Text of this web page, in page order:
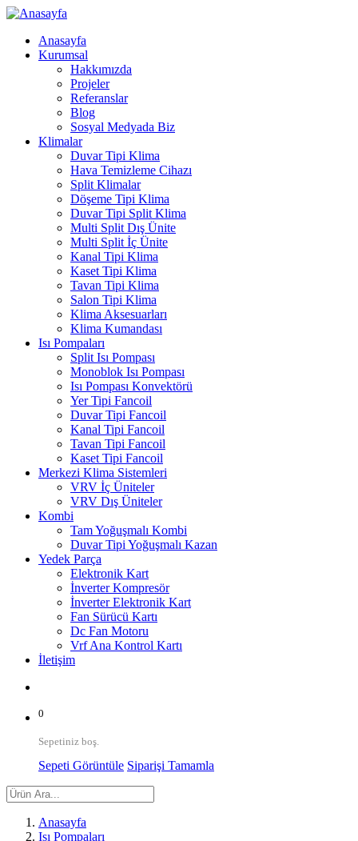
Anasayfa
Kurumsal
Hakkımızda
Projeler
Referanslar
Blog
Sosyal Medyada Biz
Klimalar
Duvar Tipi Klima
Hava Temizleme Cihazı
Split Klimalar
Döşeme Tipi Klima
Duvar Tipi Split Klima
Multi Split Dış Ünite
Multi Split İç Ünite
Kanal Tipi Klima
Kaset Tipi Klima
Tavan Tipi Klima
Salon Tipi Klima
Klima Aksesuarları
Klima Kumandası
Isı Pompaları
Split Isı Pompası
Monoblok Isı Pompası
Isı Pompası Konvektörü
Yer Tipi Fancoil
Duvar Tipi Fancoil
Kanal Tipi Fancoil
Tavan Tipi Fancoil
Kaset Tipi Fancoil
Merkezi Klima Sistemleri
VRV İç Üniteler
VRV Dış Üniteler
Kombi
Tam Yoğuşmalı Kombi
Duvar Tipi Yoğuşmalı Kazan
Yedek Parça
Elektronik Kart
İnverter Kompresör
İnverter Elektronik Kart
Fan Sürücü Kartı
Dc Fan Motoru
Vrf Ana Kontrol Kartı
İletişim
0
Sepetiniz boş.
Sepeti Görüntüle Siparişi Tamamla
Anasayfa
Isı Pompaları